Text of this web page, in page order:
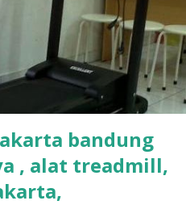
bandung
, alat treadmill,